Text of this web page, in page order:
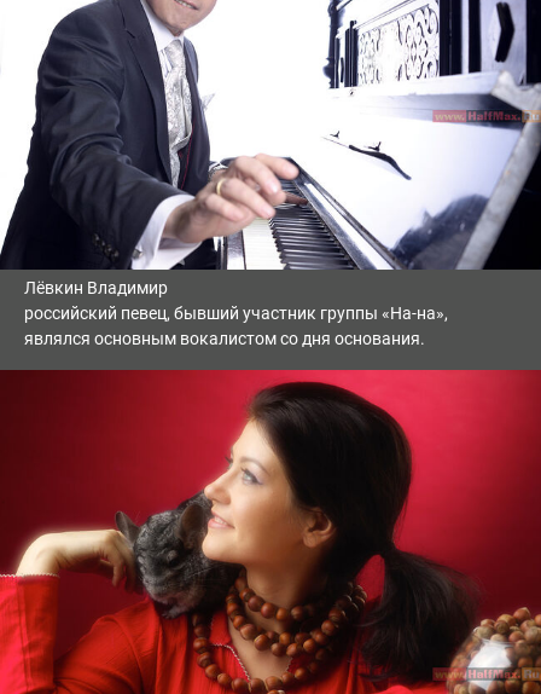
Лёвкин Владимир
российский певец, бывший участник группы «На-на»,
являлся основным вокалистом со дня основания.